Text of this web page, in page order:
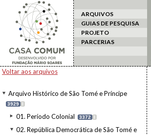
ARQUIVOS
GUIAS DE PESQUISA
PROJETO
PARCERIAS
Voltar aos arquivos
Arquivo Histórico de São Tomé e Príncipe
3929 I
01. Período Colonial 3372 I
02. República Democrática de São Tomé e